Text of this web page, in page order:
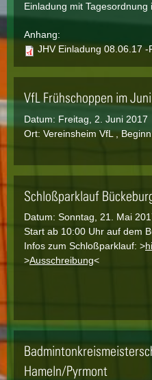
Einladung mit Tagesordnung
Anhang:
JHV Einladung 08.06.17 -
VfL Frühschoppen im Juni
Datum: Freitag, 2. Juni 2017
Ort: Vereinsheim VfL ,
Schloßparklauf
Datum: Sonntag, 21. Mai
Start ab 10:00 Uhr auf dem
Infos zum Schloßparklauf: >
>Ausschreibung<
Hameln/Pyrmont